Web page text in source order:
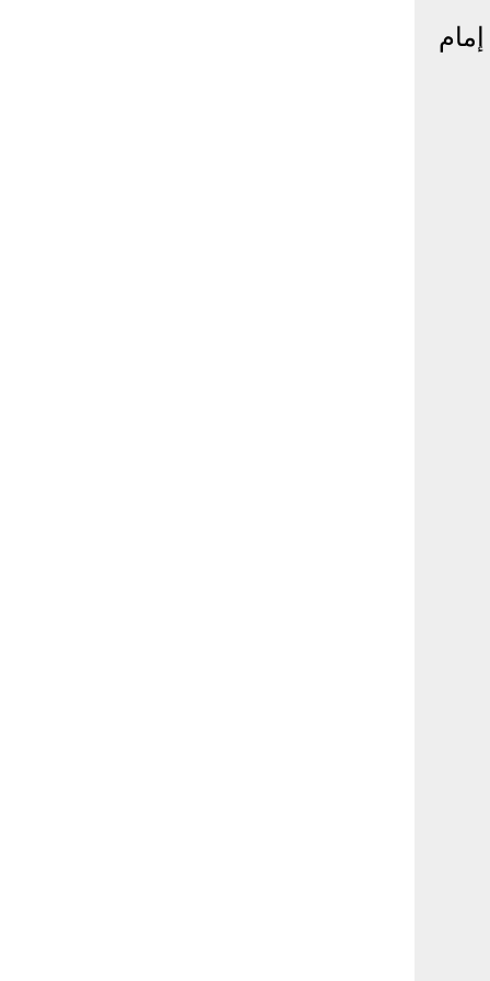
وظيفة لدرجة إمام